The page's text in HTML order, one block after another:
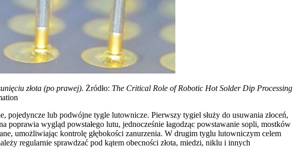
złota (po prawej). Żródło: The Critical Role of Robotic Hot Solder Dip Processing
lub podwójne tygle lutownicze. Pierwszy tygiel służy do usuwania złoceń,
wygląd powstałego lutu, jednocześnie łagodząc powstawanie sopli, mostków
umożliwiając kontrolę głębokości zanurzenia. W drugim tyglu lutowniczym celem
regularnie sprawdzać pod kątem obecności złota, miedzi, niklu i innych